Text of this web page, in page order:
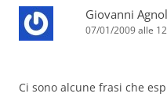
Giovanni
07/01/2009 alle
Ci sono alcune frasi che